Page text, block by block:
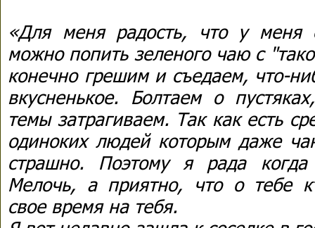
«Для меня радость, что у меня
можно попить зеленого чаю с
конечно грешим и съедаем, что-
вкусненькое. Болтаем о
темы затрагиваем. Так как есть
одиноких людей которым даже
страшно. Поэтому я рада
Мелочь, а приятно, что о тебе
свое время на тебя.